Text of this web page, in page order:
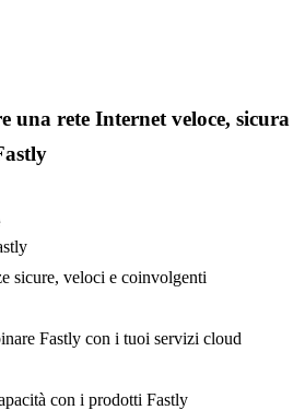
una rete Internet veloce, sicura
sicure, veloci e coinvolgenti
Fastly con i tuoi servizi cloud
con i prodotti Fastly